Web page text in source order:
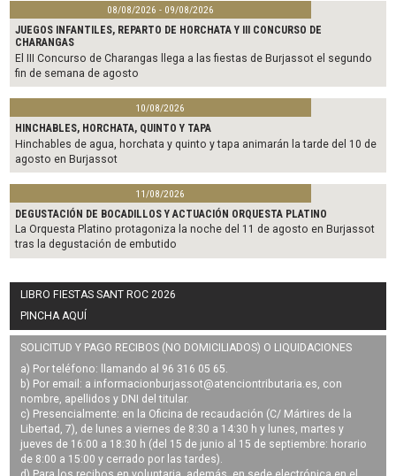
08/08/2026 - 09/08/2026
JUEGOS INFANTILES, REPARTO DE HORCHATA Y III CONCURSO DE
CHARANGAS
El III Concurso de Charangas llega a las fiestas de Burjassot el segundo
fin de semana de agosto
10/08/2026
HINCHABLES, HORCHATA, QUINTO Y TAPA
Hinchables de agua, horchata y quinto y tapa animarán la tarde del 10 de
agosto en Burjassot
11/08/2026
DEGUSTACIÓN DE BOCADILLOS Y ACTUACIÓN ORQUESTA PLATINO
La Orquesta Platino protagoniza la noche del 11 de agosto en Burjassot
tras la degustación de embutido
LIBRO FIESTAS SANT ROC 2026
PINCHA AQUÍ
SOLICITUD Y PAGO RECIBOS (NO DOMICILIADOS) O LIQUIDACIONES
a) Por teléfono: llamando al 96 316 05 65.
b) Por email: a informacionburjassot@atenciontributaria.es, con
nombre, apellidos y DNI del titular.
c) Presencialmente: en la Oficina de recaudación (C/ Mártires de la
Libertad, 7), de lunes a viernes de 8:30 a 14:30 h y lunes, martes y
jueves de 16:00 a 18:30 h (del 15 de junio al 15 de septiembre: horario
de 8:00 a 15:00 y cerrado por las tardes).